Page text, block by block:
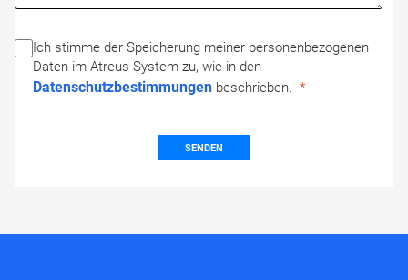
Ich stimme der Speicherung meiner personenbezogenen
Daten im Atreus System zu, wie in den
Datenschutzbestimmungen beschrieben.
SENDEN